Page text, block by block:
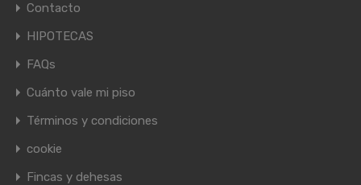
Contacto
HIPOTECAS
FAQs
Cuánto vale mi piso
Términos y condiciones
cookie
Fincas y dehesas